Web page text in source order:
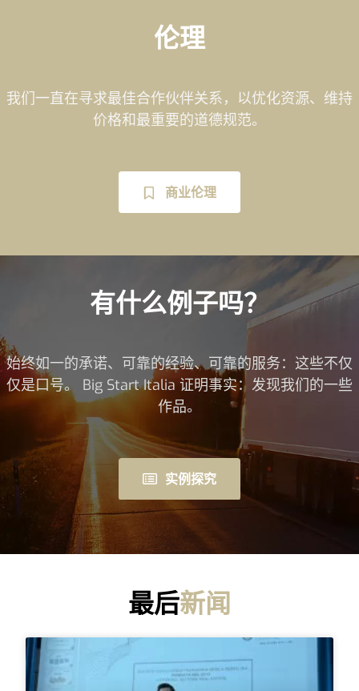
伦理
我们一直在寻求最佳合作伙伴关系，以优化资源、维持
价格和最重要的道德规范。
商业伦理
有什么例子吗？
始终如一的承诺、可靠的经验、可靠的服务：这些不仅
仅是口号。 Big Start Italia 证明事实：发现我们的一些
作品。
实例探究
最后新闻